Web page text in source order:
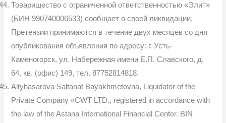
Товарищество с ограниченной ответственностью «Элит»
(БИН 990740006533) сообщает о своей ликвидации.
Претензии принимаются в течение двух месяцев со дня
опубликования объявления по адресу: г. Усть-
Каменогорск, ул. Набережная имени Е.П. Славского, д.
64, кв. (офис) 149, тел. 87752814818.
Altyhasarova Saltanat Bayakhmetovna, Liquidator of the
Private Company «CWT LTD., registered in accordance with
the law of the Astana International Financial Center. BIN